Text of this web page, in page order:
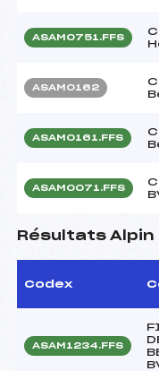
ASAM0751.FFS
ASAM0162
ASAM0161.FFS
ASAM0071.FFS
Résultats
Codex
ASAM1234.FFS